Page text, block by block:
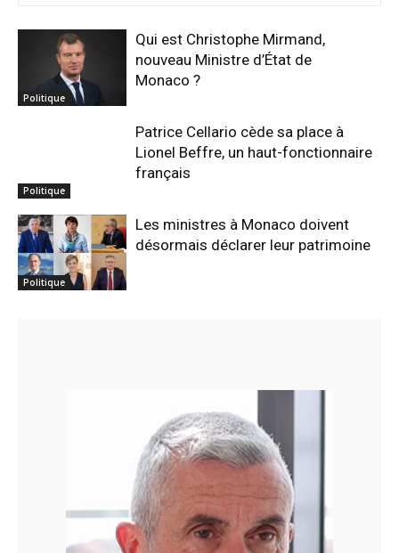
Politique
Qui est Christophe Mirmand,
nouveau Ministre d’État de
Monaco ?
Politique
Patrice Cellario cède sa place à
Lionel Beffre, un haut-fonctionnaire
français
Politique
Les ministres à Monaco doivent
désormais déclarer leur patrimoine